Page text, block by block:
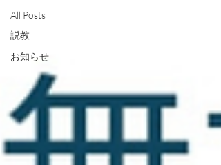
All Posts
説教
お知らせ